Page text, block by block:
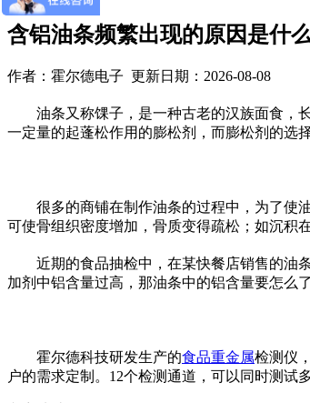
含铝油条频繁出现的原因是什
作者：霍尔德电子 更新日期：2026-08-08
油条又称馃子，是一种古老的汉族面食，长
一定量的起蓬松作用的膨松剂，而膨松剂的选
很多的商铺在制作油条的过程中，为了使油
可使骨组织密度增加，骨质变得疏松；如沉积
近期的食品抽检中，在某快餐店销售的油条
加剂中铝含量过高，那油条中的铝含量要怎么
霍尔德科技研发生产的食品重金属检测仪
户的需求定制。12个检测通道，可以同时测试